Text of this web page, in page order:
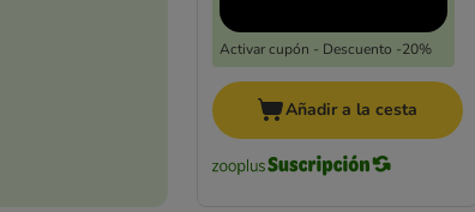
Activar cupón - Descuento -20%
Añadir a la cesta